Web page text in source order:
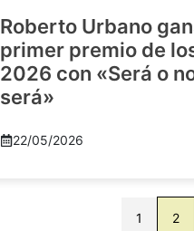
Roberto Urbano
primer premio de
2026 con «Será o
será»
22/05/2026
1 2